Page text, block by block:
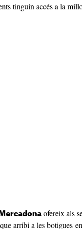
tinguin accés a la
Mercadona ofereix als
arribi a les botigues